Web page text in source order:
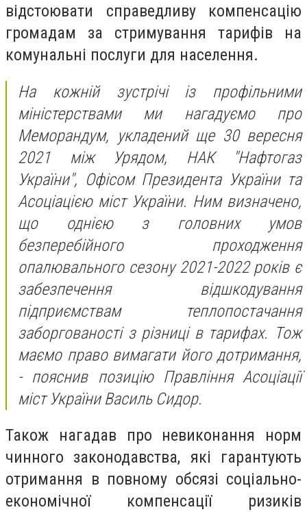
відстоювати справедливу компенсацію
громадам за стримування тарифів на
комунальні послуги для населення.
На кожній зустрічі із профільними
міністерствами ми нагадуємо про
Меморандум, укладений ще 30 вересня
2021 між Урядом, НАК "Нафтогаз
України", Офісом Президента України та
Асоціацією міст України. Ним визначено,
що однією з головних умов
безперебійного проходження
опалювального сезону 2021-2022 років є
забезпечення відшкодування
підприємствам теплопостачання
заборгованості з різниці в тарифах. Тож
маємо право вимагати його дотримання,
- пояснив позицію Правління Асоціації
міст України Василь Сидор.
Також нагадав про невиконання норм
чинного законодавства, які гарантують
отримання в повному обсязі соціально-
економічної компенсації ризиків